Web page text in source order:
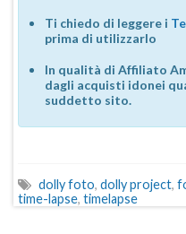
Ti chiedo di leggere i
prima di utilizzarlo
In qualità di Affiliato
dagli acquisti idonei
suddetto sito.
dolly foto, dolly project,
time-lapse, timelapse